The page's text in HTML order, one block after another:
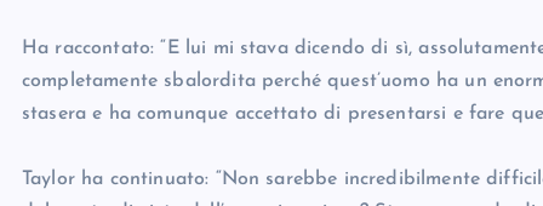
Ha raccontato: “E lui mi stava dicendo di sì,
completamente sbalordita perché quest’uomo ha un
stasera e ha comunque accettato di presentarsi e fare
Taylor ha continuato: “Non sarebbe incredibilmente